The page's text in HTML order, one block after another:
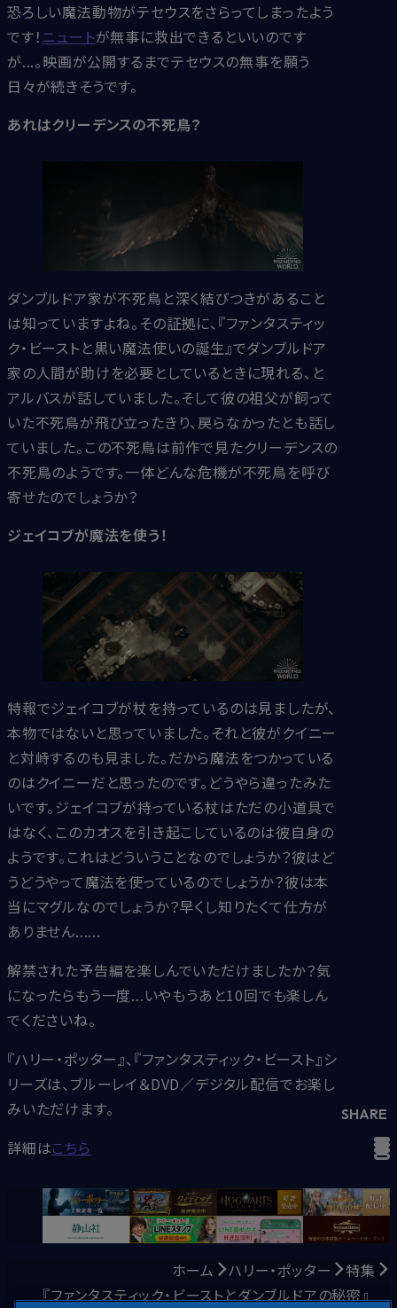
恐ろしい魔法動物がテセウスをさらってしまったよう
です！ニュートが無事に救出できるといいのです
が...。映画が公開するまでテセウスの無事を願う
日々が続きそうです。
あれはクリーデンスの不死鳥？
ダンブルドア家が不死鳥と深く結びつきがあること
は知っていますよね。その証拠に、『ファンタスティッ
ク・ビーストと黒い魔法使いの誕生』でダンブルドア
家の人間が助けを必要としているときに現れる、と
アルバスが話していました。そして彼の祖父が飼って
いた不死鳥が飛び立ったきり、戻らなかったとも話し
ていました。この不死鳥は前作で見たクリーデンスの
不死鳥のようです。一体どんな危機が不死鳥を呼び
寄せたのでしょうか？
ジェイコブが魔法を使う！
特報でジェイコブが杖を持っているのは見ましたが、
本物ではないと思っていました。それと彼がクイニー
と対峙するのも見ました。だから魔法をつかっている
のはクイニーだと思ったのです。どうやら違ったみた
いです。ジェイコブが持っている杖はただの小道具で
はなく、このカオスを引き起こしているのは彼自身の
ようです。これはどういうことなのでしょうか？彼はど
うどうやって魔法を使っているのでしょうか？彼は本
当にマグルなのでしょうか？早くし知りたくて仕方が
ありません......
解禁された予告編を楽しんでいただけましたか？気
になったらもう一度...いやもうあと10回でも楽しん
でくださいね。
『ハリー・ポッター』、『ファンタスティック・ビースト』シ
リーズは、ブルーレイ＆DVD／デジタル配信でお楽し
みいただけます。
詳細はこちら
SHARE
ホーム ハリー・ポッター
特集
『ファンタスティック・ビーストとダンブルドアの秘密』